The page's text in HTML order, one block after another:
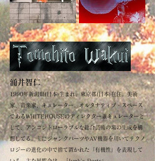
涌井智仁
1990年新潟県(日本)生まれ。東京都(日本)在住。美術
家、音楽家、キュレーター。オルタナティブ・スペース
であるWHITEHOUSEのディレクター兼キュレーターと
して、アンコントローラブルな総合芸術の場の生成を構
想してる。主にジャンクパーツやAV機器を用いてテクノ
ロジーの進化の中で捨て置かれた「有機性」を表現して